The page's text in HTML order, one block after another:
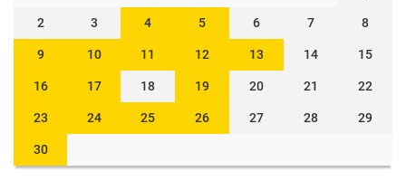
2 3 4 5 6 7 8
9 10 11 12 13 14 15
16 17 18 19 20 21 22
23 24 25 26 27 28 29
30